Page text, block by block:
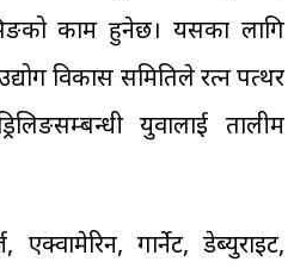
काम हुनेछ। यसका लागि
विकास समितिले रत्न पत्थर
युवालाई तालीम
एक्वामेरिन, गार्नेट, डेब्युराइट,